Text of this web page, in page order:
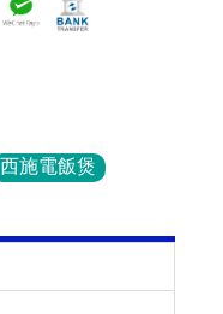
西施電飯煲